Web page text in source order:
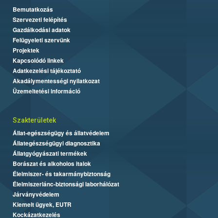
Bemutatkozás
Szervezeti felépítés
Gazdálkodási adatok
Felügyeleti szervünk
Projektek
Kapcsolódó linkek
Adatkezelési tájékoztató
Akadálymentességi nyilatkozat
Üzemeltetési információ
Szakterületek
Állat-egészségügy és állatvédelem
Állategészségügyi diagnosztika
Állatgyógyászati termékek
Borászat és alkoholos italok
Élelmiszer- és takarmánybiztonság
Élelmiszerlánc-biztonsági laborhálózat
Járványvédelem
Kiemelt ügyek, EUTR
Kockázatkezelés